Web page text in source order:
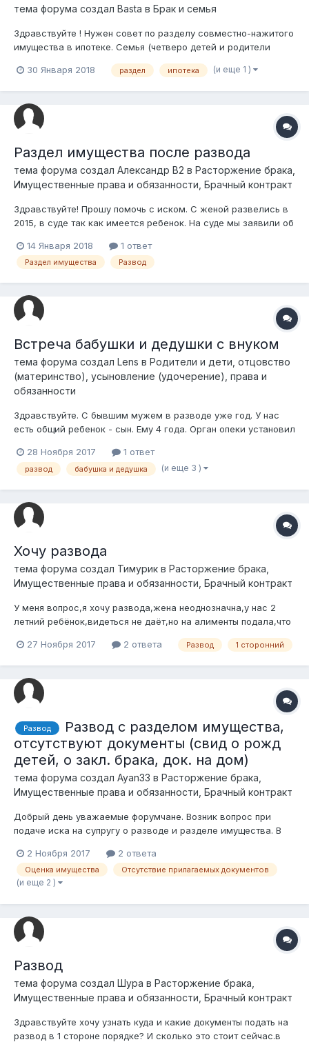
тема форума создал Basta в Брак и семья
Здравствуйте ! Нужен совет по разделу совместно-нажитого
имущества в ипотеке. Семья (четверо детей и родители
положено внесли первоначалку 50%,из которых 20%
оформили на мужа, жена идет созаемщик...
30 Января 2018 раздел ипотека (и еще 1 )
Раздел имущества после развода
тема форума создал Александр В2 в Расторжение брака,
Имущественные права и обязанности, Брачный контракт
Здравствуйте! Прошу помочь с иском. С женой развелись в
2015, в суде так как имеется ребенок. На суде мы заявили об
машина, оформленная на нее, которая меня не интересует и
квартира, взятая под ипотеку в Жилстрое, в период брака.
14 Января 2018 1 ответ
Раздел имущества Развод
Встреча бабушки и дедушки с внуком
тема форума создал Lens в Родители и дети, отцовство
(материнство), усыновление (удочерение), права и
обязанности
Здравствуйте. С бывшим мужем в разводе уже год. У нас
есть общий ребенок - сын. Ему 4 года. Орган опеки установил
работаю, у меня есть квартира. И я нормально обеспечиваю
ребенка. Отец оплачивает алименты, которые я собираю для
28 Ноября 2017 1 ответ
развод бабушка и дедушка (и еще 3 )
Хочу развода
тема форума создал Тимурик в Расторжение брака,
Имущественные права и обязанности, Брачный контракт
У меня вопрос,я хочу развода,жена неоднозначна,у нас 2
летний ребёнок,видеться не даёт,но на алименты подала,что
27 Ноября 2017
2 ответа Развод 1 сторонний
Развод
Развод с разделом имущества,
отсутствуют документы (свид о рожд
детей, о закл. брака, док. на дом)
тема форума создал Ayan33 в Расторжение брака,
Имущественные права и обязанности, Брачный контракт
Добрый день уважаемые форумчане. Возник вопрос при
подаче иска на супругу о разводе и разделе имущества. В
оформленный на супругу. Читая статьи и рекомендации
обнаружил что к иску необходимо прилагать следующие
документы которых у меня не оказалось,...
2 Ноября 2017 2 ответа
Оценка имущества Отсутствие прилагаемых документов
(и еще 2 )
Развод
тема форума создал Шура в Расторжение брака,
Имущественные права и обязанности, Брачный контракт
Здравствуйте хочу узнать куда и какие документы подать на
развод в 1 стороне порядке? И сколько это стоит сейчас.в